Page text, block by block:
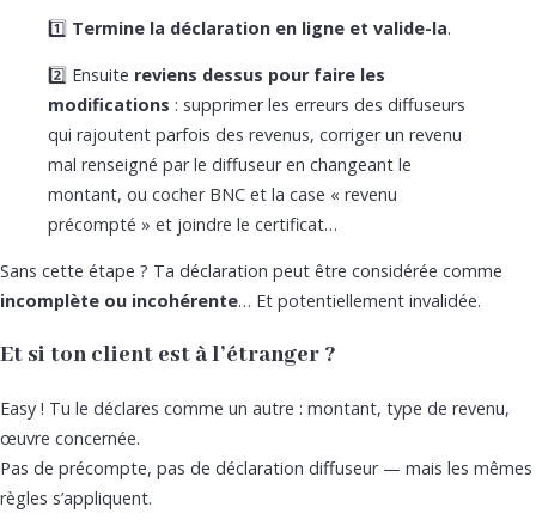
1️⃣ Termine la déclaration en ligne et valide-la.
2️⃣ Ensuite reviens dessus pour faire les
modifications : supprimer les erreurs des diffuseurs
qui rajoutent parfois des revenus, corriger un revenu
mal renseigné par le diffuseur en changeant le
montant, ou cocher BNC et la case « revenu
précompté » et joindre le certificat…
Sans cette étape ? Ta déclaration peut être considérée comme
incomplète ou incohérente… Et potentiellement invalidée.
Et si ton client est à l’étranger ?
Easy ! Tu le déclares comme un autre : montant, type de revenu,
œuvre concernée.
Pas de précompte, pas de déclaration diffuseur — mais les mêmes
règles s’appliquent.